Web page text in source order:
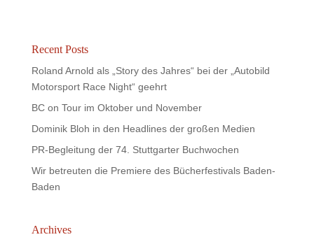
Recent Posts
Roland Arnold als „Story des Jahres“ bei der „Autobild
Motorsport Race Night“ geehrt
BC on Tour im Oktober und November
Dominik Bloh in den Headlines der großen Medien
PR-Begleitung der 74. Stuttgarter Buchwochen
Wir betreuten die Premiere des Bücherfestivals Baden-
Baden
Archives